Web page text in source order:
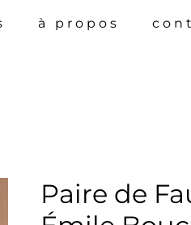
à propos
Paire de